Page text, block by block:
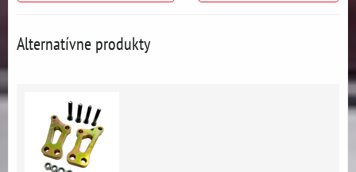
Alternatívne produkty